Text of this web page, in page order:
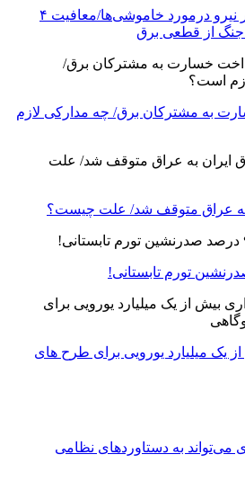
آخرین اظهارات وزیر نیرو درمورد خاموشی‌ها/معافیت ۴
جنگ از قطعی برق
به مشترکان برق/ چه مدارکی لازم
به عراق متوقف شد/ علت چیست؟
یک میلیارد یورویی برای طرح های